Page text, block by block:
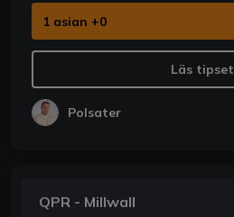
1 asian +0
Läs tipset
Polsater
QPR - Millwall